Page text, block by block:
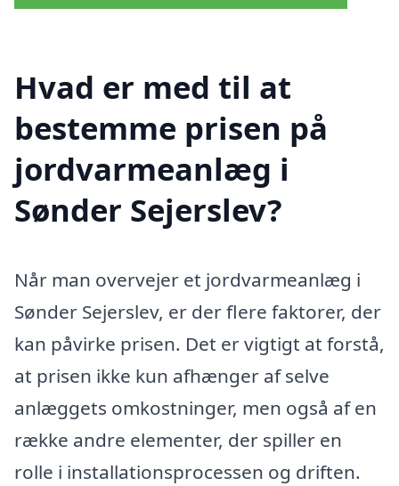
Hvad er med til at
bestemme prisen på
jordvarmeanlæg i
Sønder Sejerslev?
Når man overvejer et jordvarmeanlæg i
Sønder Sejerslev, er der flere faktorer, der
kan påvirke prisen. Det er vigtigt at forstå,
at prisen ikke kun afhænger af selve
anlæggets omkostninger, men også af en
række andre elementer, der spiller en
rolle i installationsprocessen og driften.